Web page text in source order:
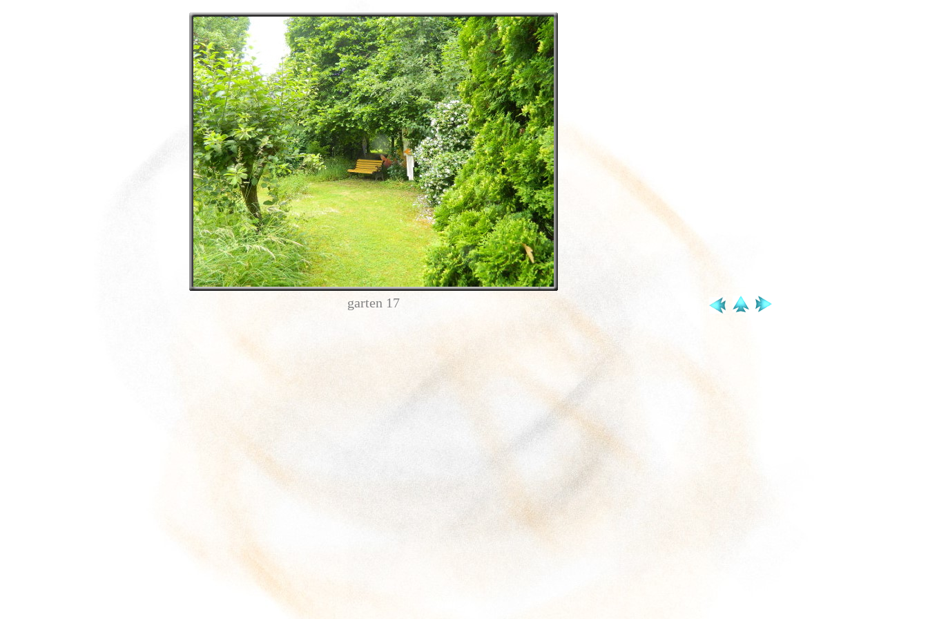
garten 17